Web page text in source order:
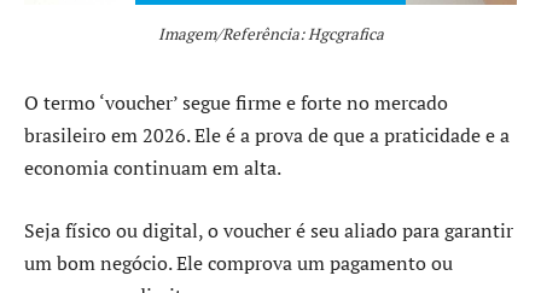
Imagem/Referência: Hgcgrafica
O termo ‘voucher’ segue firme e forte no mercado
brasileiro em 2026. Ele é a prova de que a praticidade e a
economia continuam em alta.
Seja físico ou digital, o voucher é seu aliado para garantir
um bom negócio. Ele comprova um pagamento ou